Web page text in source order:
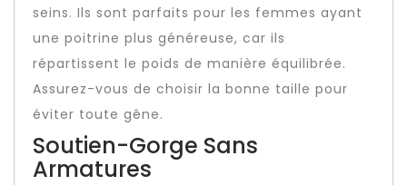
seins. Ils sont parfaits pour les femmes ayant
une poitrine plus généreuse, car ils
répartissent le poids de manière équilibrée.
Assurez-vous de choisir la bonne taille pour
éviter toute gêne.
Soutien-Gorge Sans
Armatures